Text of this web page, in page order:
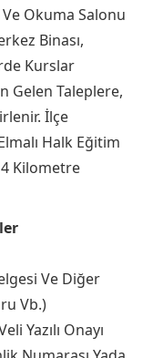
Ve Okuma Salonu
Binası,
Kurslar
Gelen Taleplere,
İlçe
Halk Eğitim
Kilometre
Ve Diğer
Vb.)
Yazılı Onayı